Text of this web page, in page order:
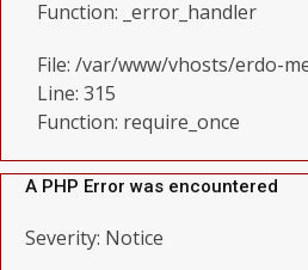
Function: _error_handler
File: /var/www/vhosts/erdo-
Line: 315
Function: require_once
A PHP Error was encountered
Severity: Notice